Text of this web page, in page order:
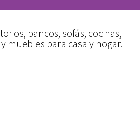
bancos, sofás, cocinas,
muebles para casa y hogar.